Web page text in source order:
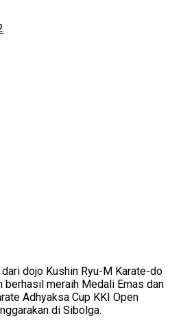
dojo Kushin Ryu-M Karate-do
berhasil meraih Medali Emas dan
Adhyaksa Cup KKI Open
di Sibolga.